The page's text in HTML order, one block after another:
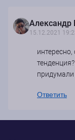
Александр
15.12.2021
Ответить